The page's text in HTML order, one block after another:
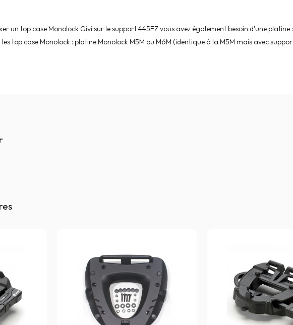
un top case Monolock Givi sur le support 445FZ vous avez également besoin d'une platine :
top case Monolock : platine Monolock M5M ou M6M (identique à la M5M mais avec